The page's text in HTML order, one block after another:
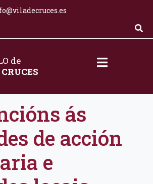
de
ás
de acción
e